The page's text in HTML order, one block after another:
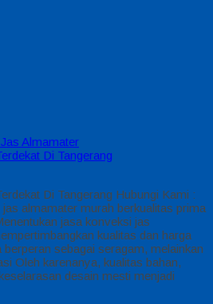
Jas Almamater
Di Tangerang
Di Tangerang Hubungi Kami :
almamater murah berkualitas prima
jasa konveksi jas
kualitas dan harga
sebagai seragam, melainkan
Oleh karenanya, kualitas bahan,
desain mesti menjadi